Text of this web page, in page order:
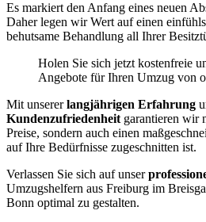
Es markiert den Anfang eines neuen
Daher legen wir Wert auf einen
behutsame Behandlung all Ihrer
Holen Sie sich jetzt kostenfreie
Angebote für Ihren Umzug von
Mit unsererlangjährigen Erfahrung
Kundenzufriedenheit garantieren wir
Preise, sondern auch einen
auf Ihre Bedürfnisse zugeschnitten ist.
Verlassen Sie sich auf unser
Umzugshelfern aus Freiburg im
Bonn optimal zu gestalten.